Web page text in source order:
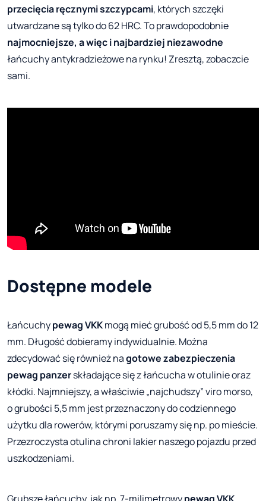
przecięcia ręcznymi szczypcami, których szczęki
utwardzane są tylko do 62 HRC. To prawdopodobnie
najmocniejsze, a więc i najbardziej niezawodne
łańcuchy antykradzieżowe na rynku! Zresztą, zobaczcie
sami.
Dostępne modele
Łańcuchypewag VKKmogą mieć grubość od 5,5 mm do 12
mm. Długość dobieramy indywidualnie. Można
zdecydować się również nagotowe zabezpieczenia
pewag panzerskładające się z łańcucha w otulinie oraz
kłódki. Najmniejszy, a właściwie „najchudszy” viro morso,
o grubości 5,5 mm jest przeznaczony do codziennego
użytku dla rowerów, którymi poruszamy się np. po mieście.
Przezroczysta otulina chroni lakier naszego pojazdu przed
uszkodzeniami.
Grubsze łańcuchy, jak np. 7-milimetrowypewag VKK